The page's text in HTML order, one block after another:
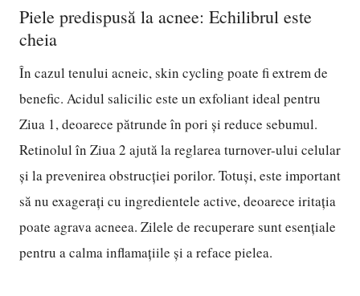
Piele predispusă la acnee: Echilibrul este
cheia
În cazul tenului acneic, skin cycling poate fi extrem de
benefic. Acidul salicilic este un exfoliant ideal pentru
Ziua 1, deoarece pătrunde în pori și reduce sebumul.
Retinolul în Ziua 2 ajută la reglarea turnover-ului celular
și la prevenirea obstrucției porilor. Totuși, este important
să nu exagerați cu ingredientele active, deoarece iritația
poate agrava acneea. Zilele de recuperare sunt esențiale
pentru a calma inflamațiile și a reface pielea.